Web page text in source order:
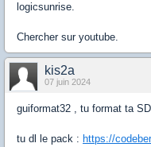
logicsunrise.
Chercher sur youtube.
kis2a
07 juin 2024
guiformat32 , tu format ta
tu dl le pack : https://